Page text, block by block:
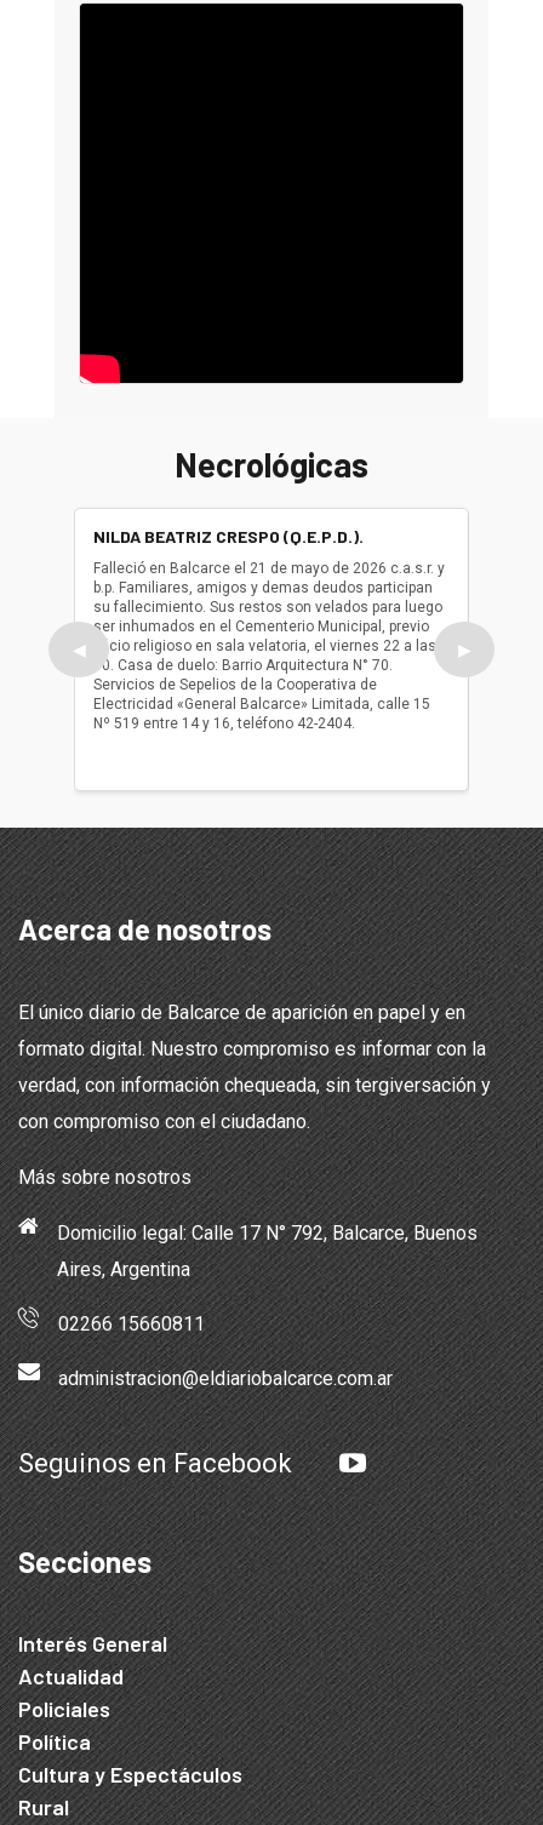
Necrológicas
◀
NILDA BEATRIZ CRESPO (Q.E.P.D.).
Falleció en Balcarce el 21 de mayo de 2026 c.a.s.r. y
b.p. Familiares, amigos y demas deudos participan
su fallecimiento. Sus restos son velados para luego
ser inhumados en el Cementerio Municipal, previo
oficio religioso en sala velatoria, el viernes 22 a las
10. Casa de duelo: Barrio Arquitectura N° 70.
Servicios de Sepelios de la Cooperativa de
Electricidad «General Balcarce» Limitada, calle 15
Nº 519 entre 14 y 16, teléfono 42-2404.
ser
oficio
▶
Acerca de nosotros
El único diario de Balcarce de aparición en papel y en
formato digital. Nuestro compromiso es informar con la
verdad, con información chequeada, sin tergiversación y
con compromiso con el ciudadano.
Más sobre nosotros
Domicilio legal: Calle 17 N° 792, Balcarce, Buenos
Aires, Argentina
02266 15660811
administracion@eldiariobalcarce.com.ar
Seguinos en Facebook
Secciones
Interés General
Actualidad
Policiales
Política
Cultura y Espectáculos
Rural